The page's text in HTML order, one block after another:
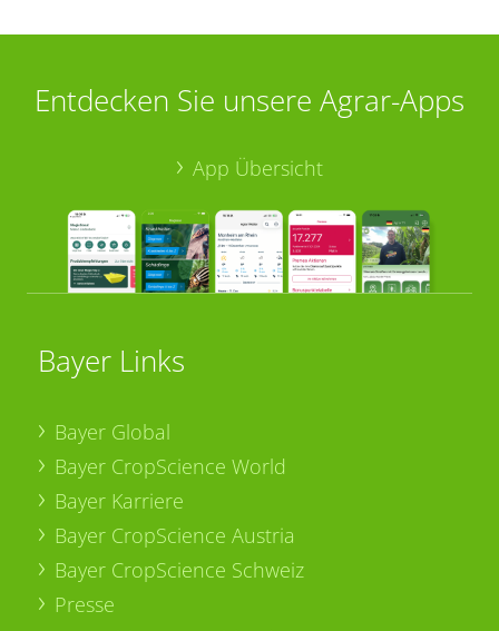
Entdecken Sie unsere Agrar-Apps
App Übersicht
Bayer Links
Bayer Global
Bayer CropScience World
Bayer Karriere
Bayer CropScience Austria
Bayer CropScience Schweiz
Presse